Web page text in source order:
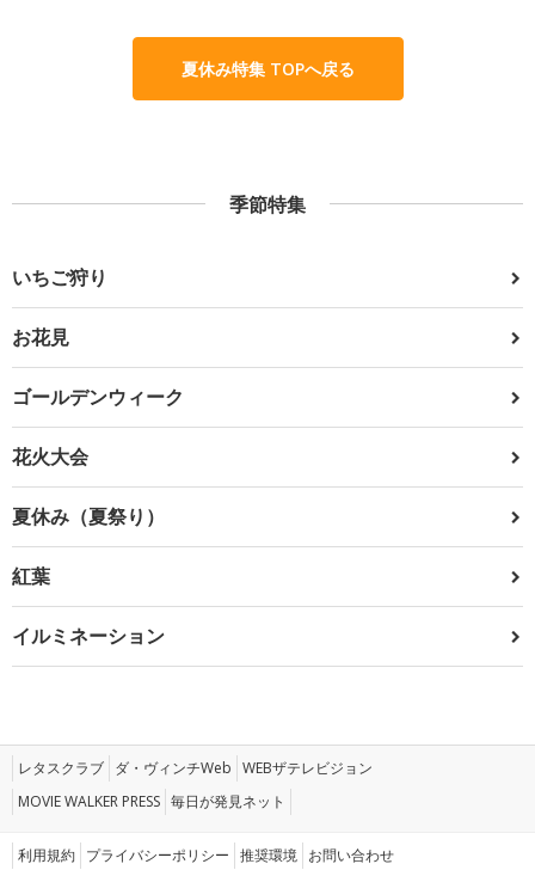
夏休み特集 TOPへ戻る
季節特集
いちご狩り
お花見
ゴールデンウィーク
花火大会
夏休み（夏祭り）
紅葉
イルミネーション
レタスクラブ ダ・ヴィンチWeb WEBザテレビジョン
MOVIE WALKER PRESS 毎日が発見ネット
利用規約 プライバシーポリシー 推奨環境 お問い合わせ